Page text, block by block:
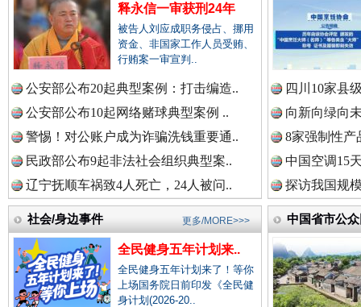
中国全民新闻网.
中国公众新闻网.
中国公民新闻网.
中国公共新闻网.
衣柜里的秘密 高速路
春天里的科技盛宴
释永信一审获刑24年
被告人刘应成职务侵占、挪用
资金、非国家工作人员受贿、
行贿案一审宣判..
公安部公布20起典型案例：打击编造..
公安部公布10起网络赌球典型案例 ..
警惕！对公账户成为诈骗洗钱重要通..
民政部公布9起非法社会组织典型案..
辽宁抚顺车祸致4人死亡，24人被问..
四川10家县
向新向绿向
8家强制性产
中国空调15
探访我国规
社会/身边事件
全民健身五年计划来..
全民健身五年计划来了！等你
上场国务院日前印发《全民健
身计划(2026-20..
更多/MORE>>> 中国省市公